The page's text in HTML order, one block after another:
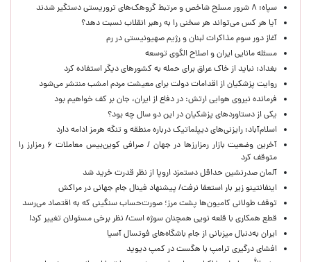
سپاه: ۸ شرور مسلح شاخص و مرتبط گروهک‌های تروریستی دستگیر شدند
آیا هر کس می‌تواند هر سخنی را به رهبر انقلاب نسبت دهد؟
آغاز دور سوم مذاکرات لبنان و رژیم صهیونیستی در رم
مسئله مانایی ایران و اصلاح الگوی توسعه
بغداد: نباید از خاک عراق برای حمله به کشورهای دیگر استفاده کرد
روایت پزشکیان از اقدامات دولت برای معیشت مردم امشب منتشر می‌شود
فرمانده نیروی هوایی ارتش: در دفاع از ایران، جان بر کف خواهیم بود
یکی از دستاوردهای پزشکیان در این دو سال چه بود؟
اسلام‌آباد: رایزنی‌های دیپلماتیک درباره منطقه و تنگه هرمز ادامه دارد
آخرین وضعیت بازار رمزارزها در جهان / صرافی کوین‌بیس معاملات ۶ رمزارز را
متوقف کرد
آلمان صدرنشین حداقل دستمزد اروپا از نظر قدرت خرید شد
اینفانتینو زیر بار استعفا نرفت/ پیشنهاد فینال جام جهانی در مراکش
توقف طولانی کامیون‌ها پشت مرز؛ صورت‌حساب سنگینی که به اقتصاد می‌رسد
قطع همکاری با قلعه نویی همچنان سوژه است/ نظر برخی مسئولان تغییر کرد!
ایران به‌دنبال میزبانی از جام باشگاه‌های فوتسال آسیا
افشای درگیری ترامپ با هگست در کمپ دیوید